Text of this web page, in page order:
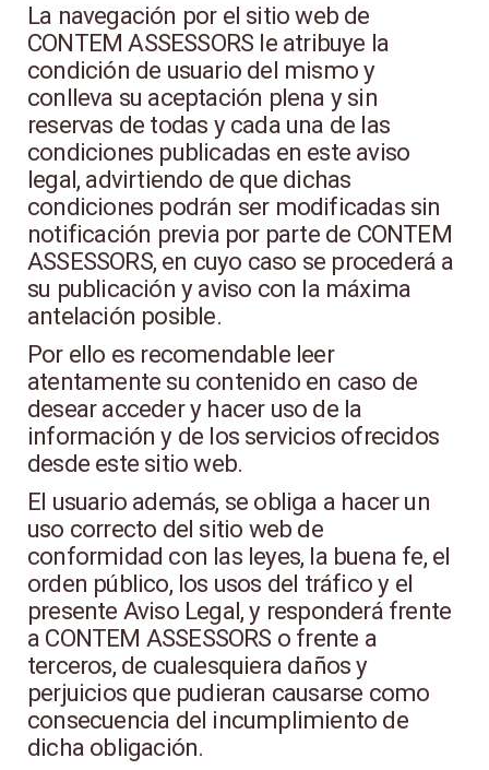
La navegación por el sitio web de
CONTEM ASSESSORS le atribuye la
condición de usuario del mismo y
conlleva su aceptación plena y sin
reservas de todas y cada una de las
condiciones publicadas en este aviso
legal, advirtiendo de que dichas
condiciones podrán ser modificadas sin
notificación previa por parte de CONTEM
ASSESSORS, en cuyo caso se procederá a
su publicación y aviso con la máxima
antelación posible.
Por ello es recomendable leer
atentamente su contenido en caso de
desear acceder y hacer uso de la
información y de los servicios ofrecidos
desde este sitio web.
El usuario además, se obliga a hacer un
uso correcto del sitio web de
conformidad con las leyes, la buena fe, el
orden público, los usos del tráfico y el
presente Aviso Legal, y responderá frente
a CONTEM ASSESSORS o frente a
terceros, de cualesquiera daños y
perjuicios que pudieran causarse como
consecuencia del incumplimiento de
dicha obligación.